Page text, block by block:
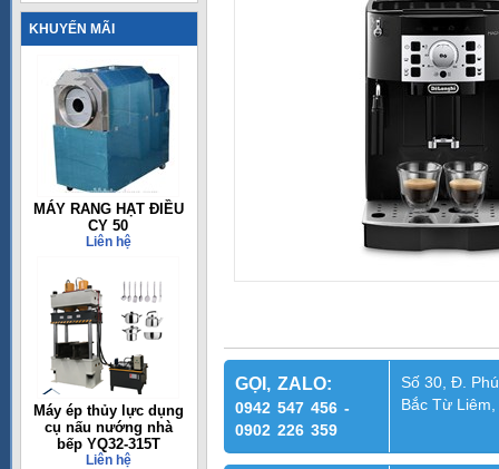
KHUYẾN MÃI
MÁY RANG HẠT ĐIỀU
CY 50
Liên hệ
Máy ép thủy lực dụng
cụ nấu nướng nhà
bếp YQ32-315T
Liên hệ
GỌI, ZALO:
0942 547 456 -
0902 226 359
Số 30, Đ.
Bắc Từ